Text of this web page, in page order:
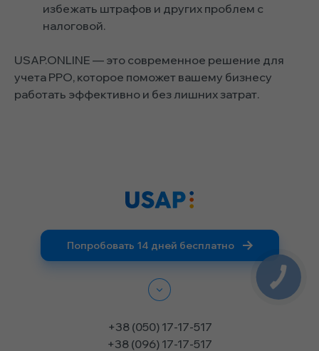
избежать штрафов и других проблем с
налоговой.
USAP.ONLINE — это современное решение для
учета РРО, которое поможет вашему бизнесу
работать эффективно и без лишних затрат.
Попробовать 14 дней бесплатно
+38 (050) 17-17-517
+38 (096) 17-17-517